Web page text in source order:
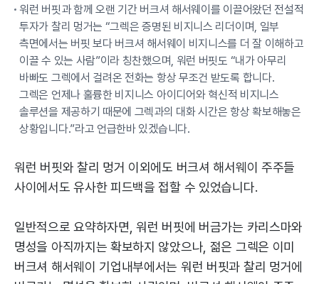
워런 버핏과 함께 오랜 기간 버크셔 해서웨이를 이끌어왔던 전설적
투자가 찰리 멍거는 “그렉은 증명된 비지니스 리더이며, 일부
측면에서는 버핏 보다 버크셔 해서웨이 비지니스를 더 잘 이해하고
이끌 수 있는 사람”이라 칭찬했으며, 워런 버핏도 “내가 아무리
바빠도 그렉에서 걸려온 전화는 항상 무조건 받도록 합니다.
그렉은 언제나 훌륭한 비지니스 아이디어와 혁신적 비지니스
솔루션을 제공하기 때문에 그렉과의 대화 시간은 항상 확보해놓은
상황입니다.”라고 언급한바 있겠습니다.
워런 버핏와 찰리 멍거 이외에도 버크셔 해서웨이 주주들
사이에서도 유사한 피드백을 접할 수 있었습니다.
일반적으로 요약하자면, 워런 버핏에 버금가는 카리스마와
명성을 아직까지는 확보하지 않았으나, 젊은 그렉은 이미
버크셔 해서웨이 기업내부에서는 워런 버핏과 찰리 멍거에